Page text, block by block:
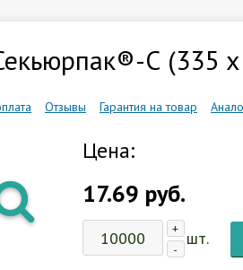
С (335
Отзывы Гарантия на товар
Цена:
17.69 руб.
+
-
шт.